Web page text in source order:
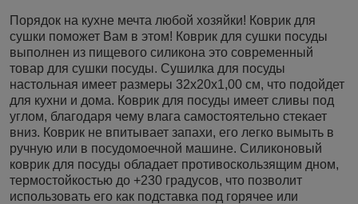
Порядок на кухне мечта любой хозяйки! Коврик для
сушки поможет Вам в этом! Коврик для сушки посуды
выполнен из пищевого силикона это современный
товар для сушки посуды. Сушилка для посуды
настольная имеет размеры 32х20х1,00 см, что подойдет
для кухни и дома. Коврик для посуды имеет сливы под
углом, благодаря чему влага самостоятельно стекает
вниз. Коврик не впитывает запахи, его легко вымыть в
ручную или в посудомоечной машине. Силиконовый
коврик для посуды обладает противоскользящим дном,
термостойкостью до +230 градусов, что позволит
использовать его как подставка под горячее или